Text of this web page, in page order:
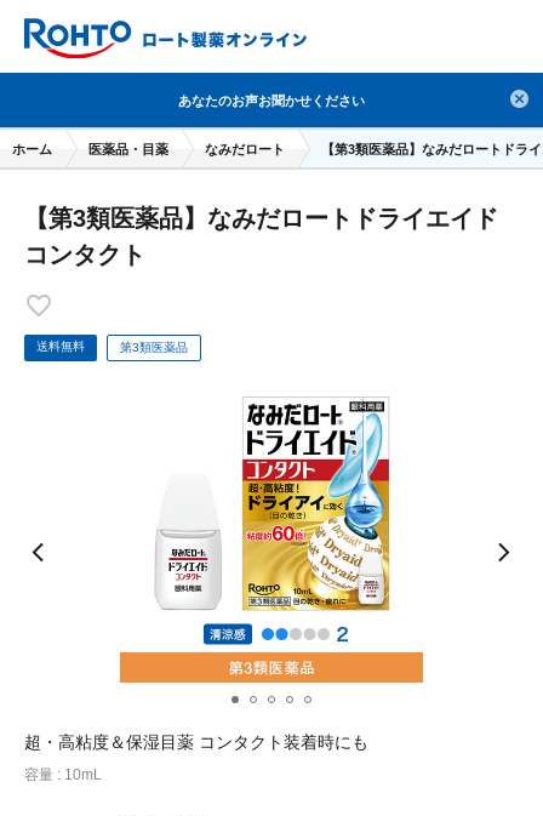
人気のキーワードで検索
目薬 ロートV5 日焼け止め 熱中症対策
デオコ セラミド オバジ ダーマセプトRX
アゼライン酸
冬虫夏草
メラノCC ケアセラ
使用用途から探す
注目の商品 を見る
ポイント交換品 を見る お問い合わせ
検索
ログイン / 新規会員登録
あなたのお声お聞かせください
ホーム 医薬品・目薬 なみだロート 【第3類医薬品】なみだロートドラ
【第3類医薬品】なみだロートドライエイド
コンタクト
送料無料 第3類医薬品
超・高粘度＆保湿目薬 コンタクト装着時にも
容量 : 10mL